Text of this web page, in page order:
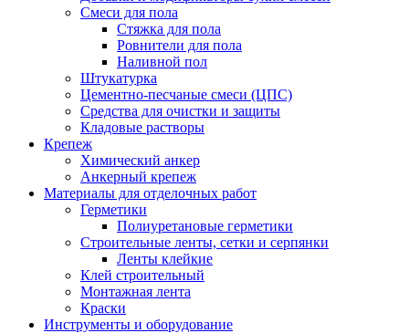
Смеси для пола
Стяжка для пола
Ровнители для пола
Наливной пол
Штукатурка
Цементно-песчаные смеси (ЦПС)
Средства для очистки и защиты
Кладовые растворы
Крепеж
Химический анкер
Анкерный крепеж
Материалы для отделочных работ
Герметики
Полиуретановые герметики
Строительные ленты, сетки и серпянки
Ленты клейкие
Клей строительный
Монтажная лента
Краски
Инструменты и оборудование